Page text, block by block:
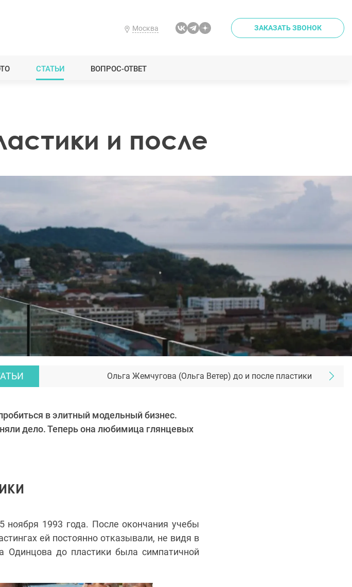
Москва ЗАКАЗАТЬ ЗВОНОК
СТАТЬИ ВОПРОС-ОТВЕТ
и после
Ольга Жемчугова (Ольга Ветер) до и после пластики
в элитный модельный бизнес.
дело. Теперь она любимица глянцевых
1993 года. После окончания учебы
ей постоянно отказывали, не видя в
до пластики была симпатичной